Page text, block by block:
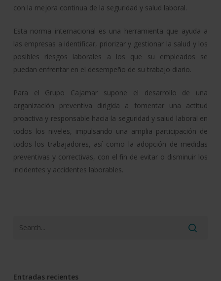
con la mejora continua de la seguridad y salud laboral.
Esta norma internacional es una herramienta que ayuda a
las empresas a identificar, priorizar y gestionar la salud y los
posibles riesgos laborales a los que su empleados se
puedan enfrentar en el desempeño de su trabajo diario.
Para el Grupo Cajamar supone el desarrollo de una
organización preventiva dirigida a fomentar una actitud
proactiva y responsable hacia la seguridad y salud laboral en
todos los niveles, impulsando una amplia participación de
todos los trabajadores, así como la adopción de medidas
preventivas y correctivas, con el fin de evitar o disminuir los
incidentes y accidentes laborables.
Entradas recientes